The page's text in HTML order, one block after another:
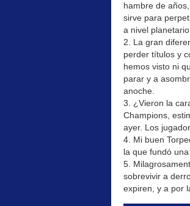
hambre de
sirve para
a nivel
2. La gran
perder títulos y
hemos visto ni
parar y a
anoche.
3. ¿Vieron la
Champions,
ayer. Los
4. Mi buen
la que fundó
5.
sobrevivir a
expiren, y a por